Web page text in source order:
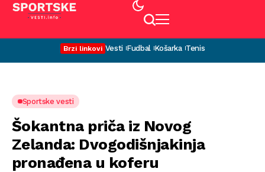
Brzi linkovi Vesti Fudbal Košarka Tenis
Sportske vesti
Šokantna priča iz Novog
Zelanda: Dvogodišnjakinja
pronađena u koferu